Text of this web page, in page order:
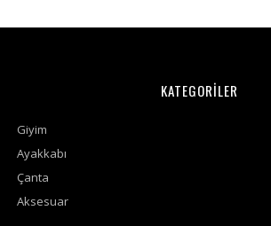
KATEGORİLER
Giyim
Ayakkabı
Çanta
Aksesuar